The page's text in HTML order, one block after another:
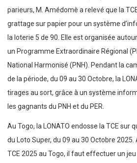
parieurs, M. Amédomè a relevé que la
grattage sur papier pour un système
la loterie 5 de 90. Elle est organisée
un Programme Extraordinaire Régional
National Harmonisé (PNH). Pendant la
de la période, du 09 au 30 Octobre, la
tirages au sort, grâce à un système
les gagnants du PNH et du PER.
Au Togo, la LONATO endosse la TCE sur
du Loto Super, du 09 au 30 Octobre
TCE 2025 au Togo, il faut effectuer un